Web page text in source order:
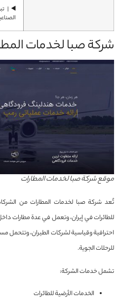
◀️|
شركة صبا لخدمات
موقع شركة صبا لخدمات المطارات
تُعد شركة صبا لخدمات المطارات من
للطائرات في إيران، وتعمل في عدة مطارات
احترافية وقياسية لشركات الطيران، وتتحمل
للرحلات الجوية.
تشمل خدمات الشركة:
الخدمات الأرضية للطائرات